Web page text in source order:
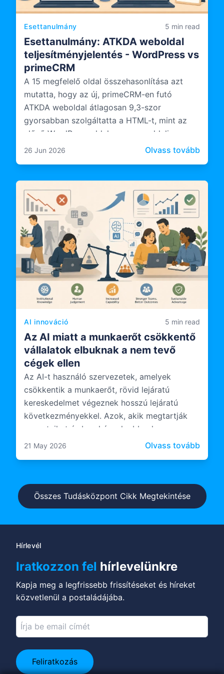
Esettanulmány 5 min read
Esettanulmány: ATKDA weboldal
teljesítményjelentés - WordPress vs
primeCRM
A 15 megfelelő oldal összehasonlítása azt
mutatta, hogy az új, primeCRM-en futó
ATKDA weboldal átlagosan 9,3-szor
gyorsabban szolgáltatta a HTML-t, mint az
előző WordPress oldal, a szerveroldali
feldolgozás pedig 10,6-szor gyorsabb volt.
26 Jun 2026 Olvass tovább:
AI innováció 5 min read
Az AI miatt a munkaerőt csökkentő
vállalatok elbuknak a nem tevő
cégek ellen
Az AI-t használó szervezetek, amelyek
csökkentik a munkaerőt, rövid lejáratú
kereskedelmet végeznek hosszú lejáratú
következményekkel. Azok, akik megtartják
csapataikat és beruháznak abba, hogyan
működnek ezek a csapatok az AI-val, valami
21 May 2026 Olvass tovább: Az
Összes Tudásközpont Cikk Megtekintése
Hírlevél
Iratkozzon fel hírlevelünkre
Kapja meg a legfrissebb frissítéseket és híreket
közvetlenül a postaládájába.
Feliratkozás